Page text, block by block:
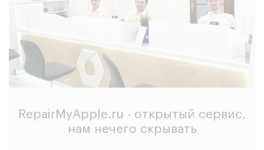
RepairMyApple.ru - открытый сервис,
нам нечего скрывать